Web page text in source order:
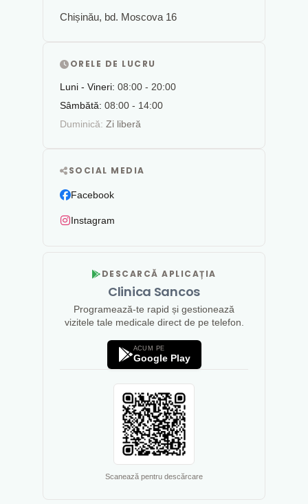
Chișinău, bd. Moscova 16
ORELE DE LUCRU
Luni - Vineri: 08:00 - 20:00
Sâmbătă: 08:00 - 14:00
Duminică: Zi liberă
SOCIAL MEDIA
Facebook
Instagram
DESCARCĂ APLICAȚIA
Clinica Sancos
Programează-te rapid și gestionează
vizitele tale medicale direct de pe telefon.
ACUM PE
Google Play
Scanează pentru descărcare